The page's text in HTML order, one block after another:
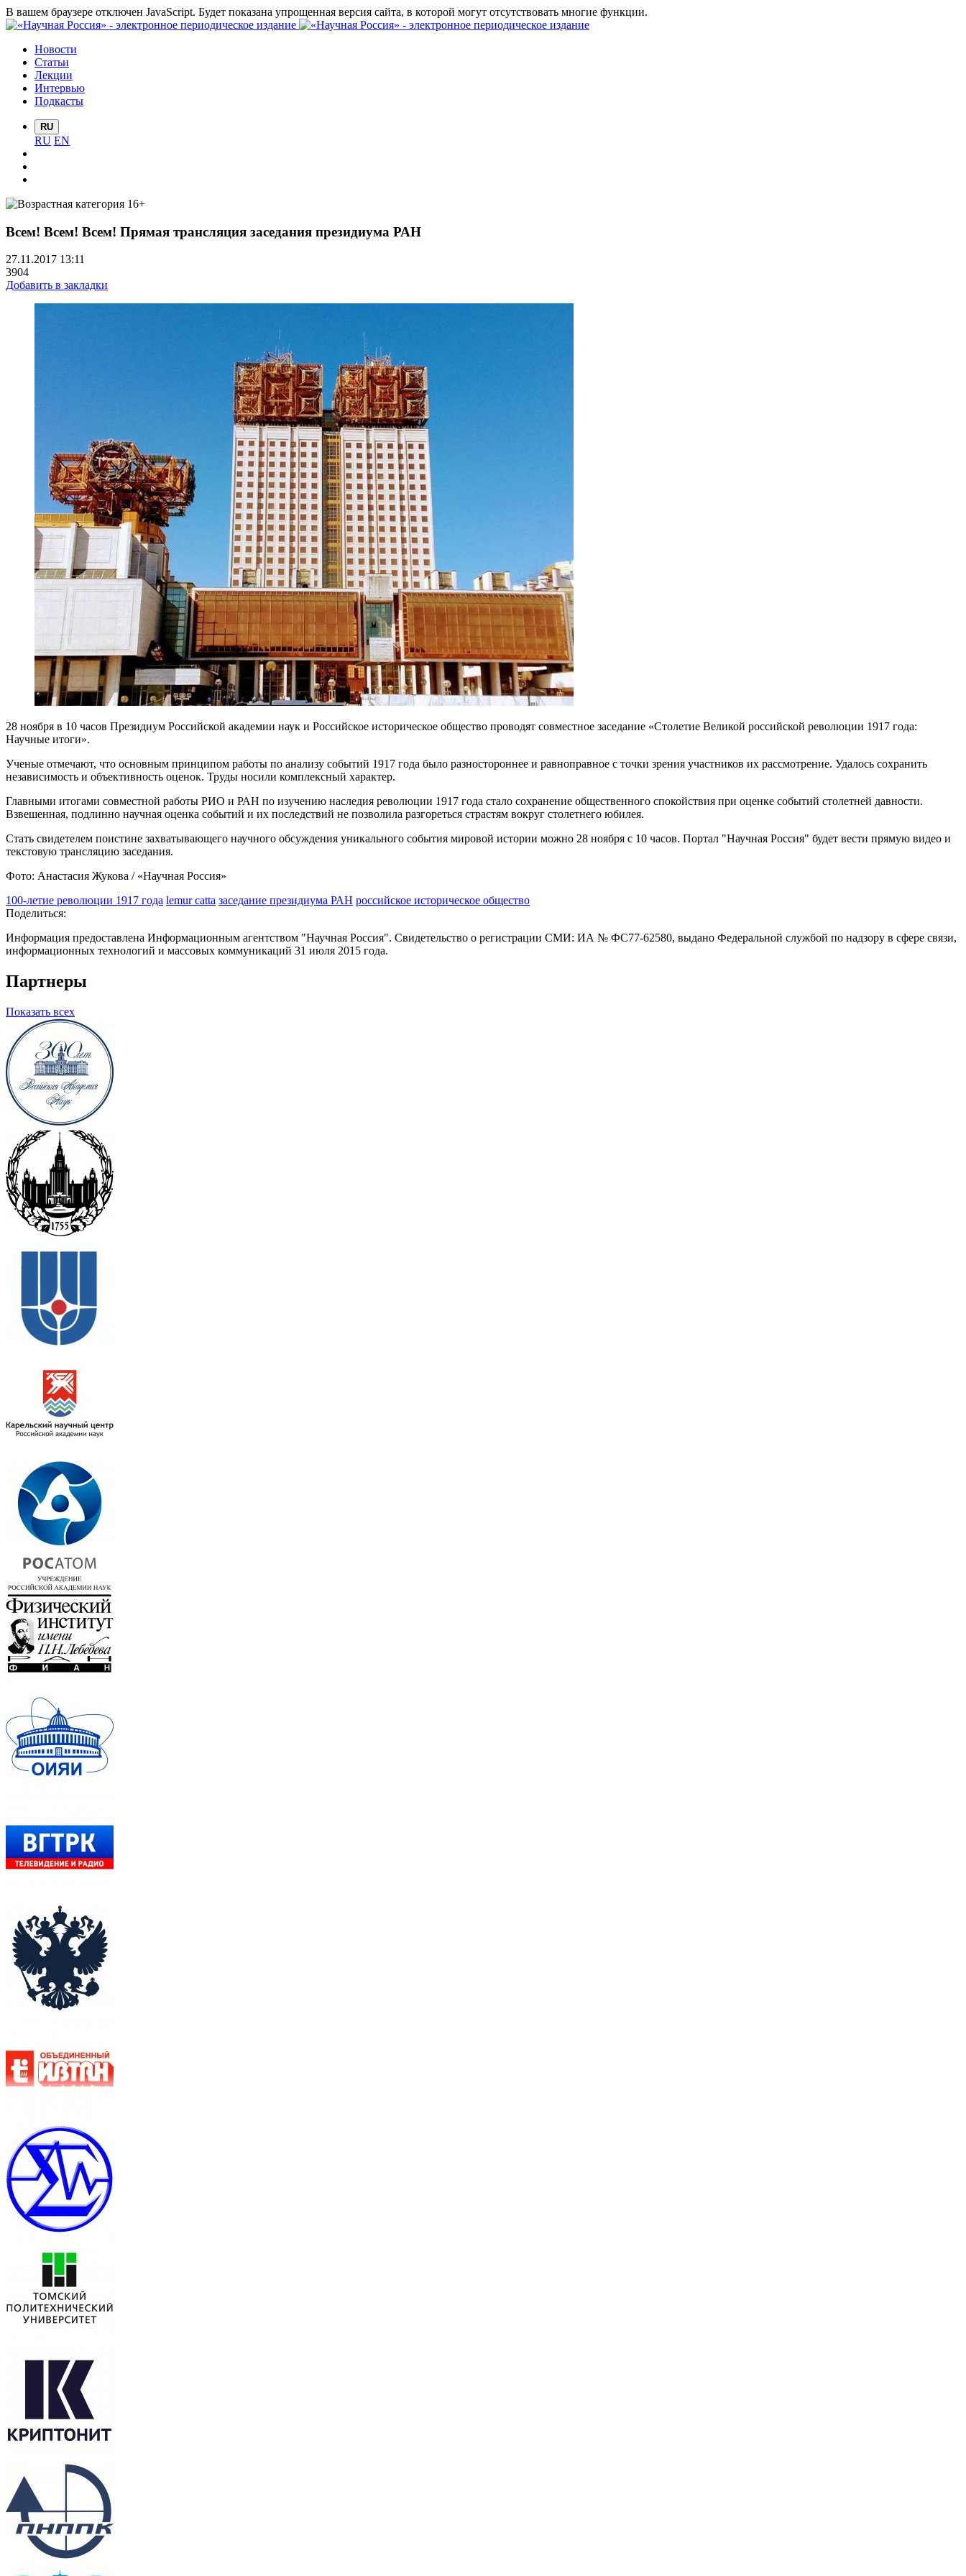
В вашем браузере отключен JavaScript. Будет показана упрощенная версия сайта, в которой могут отсутствовать многие функции.
Новости
Статьи
Лекции
Интервью
Подкасты
RU
RU EN
Всем! Всем! Всем! Прямая трансляция заседания президиума РАН
27.11.2017 13:11
3904
Добавить в закладки
28 ноября в 10 часов Президиум Российской академии наук и Российское историческое общество проводят совместное заседание «Столетие Великой российской революции 1917 года:
Научные итоги».
Ученые отмечают, что основным принципом работы по анализу событий 1917 года было разностороннее и равноправное с точки зрения участников их рассмотрение. Удалось сохранить
независимость и объективность оценок. Труды носили комплексный характер.
Главными итогами совместной работы РИО и РАН по изучению наследия революции 1917 года стало сохранение общественного спокойствия при оценке событий столетней давности.
Взвешенная, подлинно научная оценка событий и их последствий не позволила разгореться страстям вокруг столетнего юбилея.
Стать свидетелем поистине захватывающего научного обсуждения уникального события мировой истории можно 28 ноября с 10 часов. Портал "Научная Россия" будет вести прямую видео и
текстовую трансляцию заседания.
Фото: Анастасия Жукова / «Научная Россия»
100-летие революции 1917 года lemur catta заседание президиума РАН российское историческое общество
Поделиться:
Информация предоставлена Информационным агентством "Научная Россия". Свидетельство о регистрации СМИ: ИА № ФС77-62580, выдано Федеральной службой по надзору в сфере связи,
информационных технологий и массовых коммуникаций 31 июля 2015 года.
Партнеры
Показать всех